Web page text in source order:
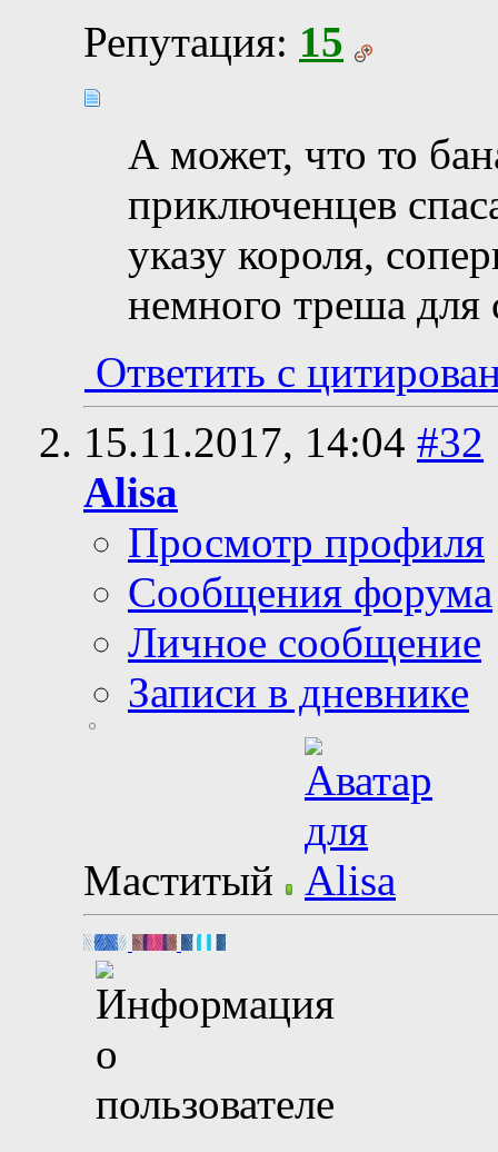
Репутация: 15
А может, что то
приключенцев
указу короля,
немного треша для
Ответить с
15.11.2017, 14:04 #32
Alisa
Просмотр профиля
Сообщения форума
Личное сообщение
Записи в дневнике
Маститый